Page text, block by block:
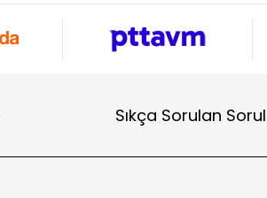
Sıkça Sorulan